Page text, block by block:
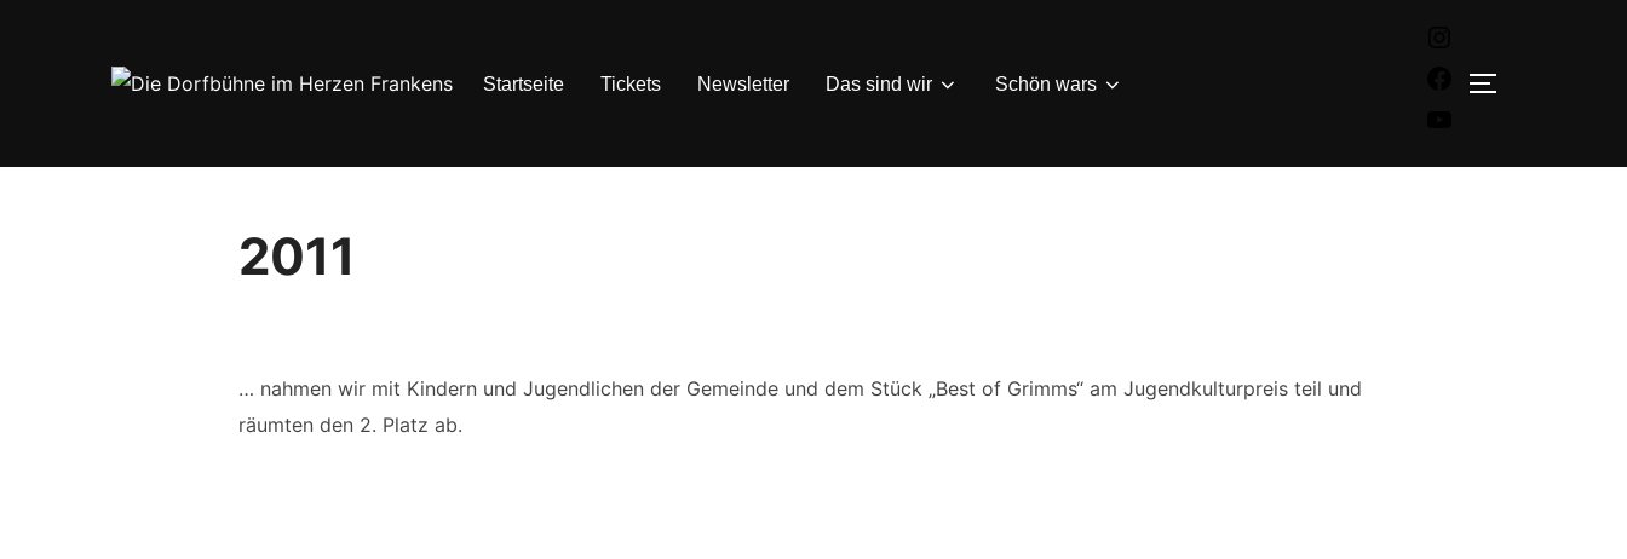
Startseite Tickets Newsletter Das sind wir Schön wars
Facebook
2011
… nahmen wir mit Kindern und Jugendlichen der Gemeinde und dem Stück „Best of Grimms“ am Jugendkulturpreis teil und
räumten den 2. Platz ab.